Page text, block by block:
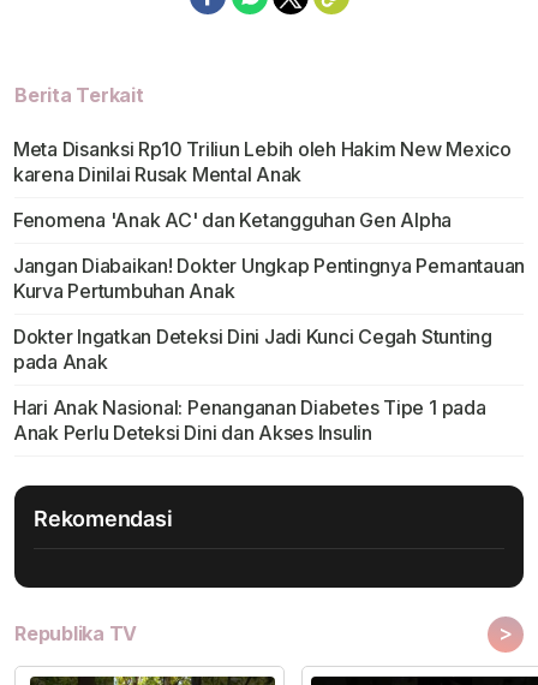
Berita Terkait
Meta Disanksi Rp10 Triliun Lebih oleh Hakim New Mexico
karena Dinilai Rusak Mental Anak
Fenomena 'Anak AC' dan Ketangguhan Gen Alpha
Jangan Diabaikan! Dokter Ungkap Pentingnya Pemantauan
Kurva Pertumbuhan Anak
Dokter Ingatkan Deteksi Dini Jadi Kunci Cegah Stunting
pada Anak
Hari Anak Nasional: Penanganan Diabetes Tipe 1 pada
Anak Perlu Deteksi Dini dan Akses Insulin
Rekomendasi
Republika TV >